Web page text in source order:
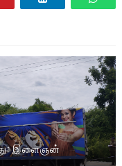
இளைஞன்